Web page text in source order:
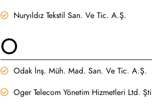
Nuryıldız Tekstil San. Ve Tic. A.Ş.
O
Odak İnş. Müh. Mad. San. Ve Tic. A.Ş.
Oger Telecom Yönetim Hizmetleri Ltd.